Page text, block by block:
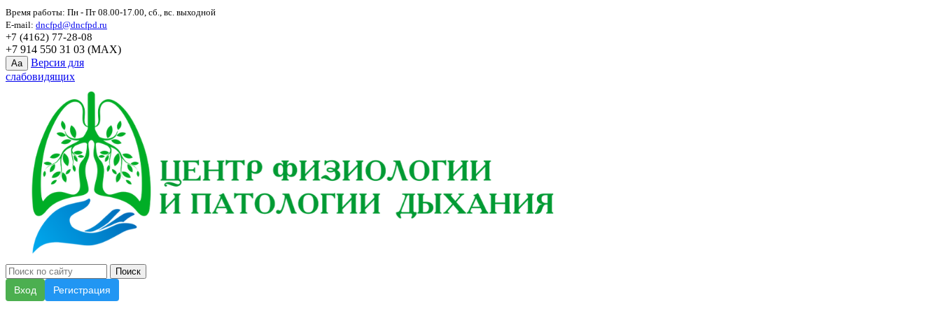
Время работы: Пн - Пт 08.00-17.00, сб., вс. выходной
E-mail: dncfpd@dncfpd.ru
+7 (4162) 77-28-08
+7 914 550 31 03 (MAX)
Aa
Версия для
слабовидящих
Вход Регистрация